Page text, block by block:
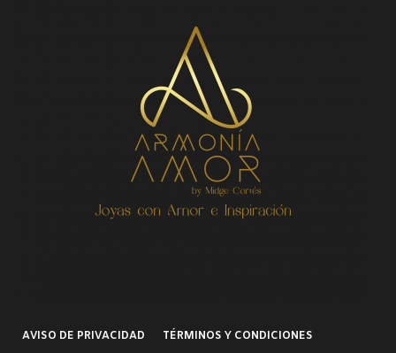
AVISO DE PRIVACIDAD TÉRMINOS Y CONDICIONES